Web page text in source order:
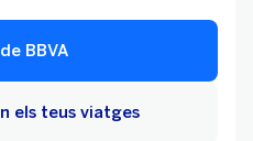
BBVA
els teus viatges